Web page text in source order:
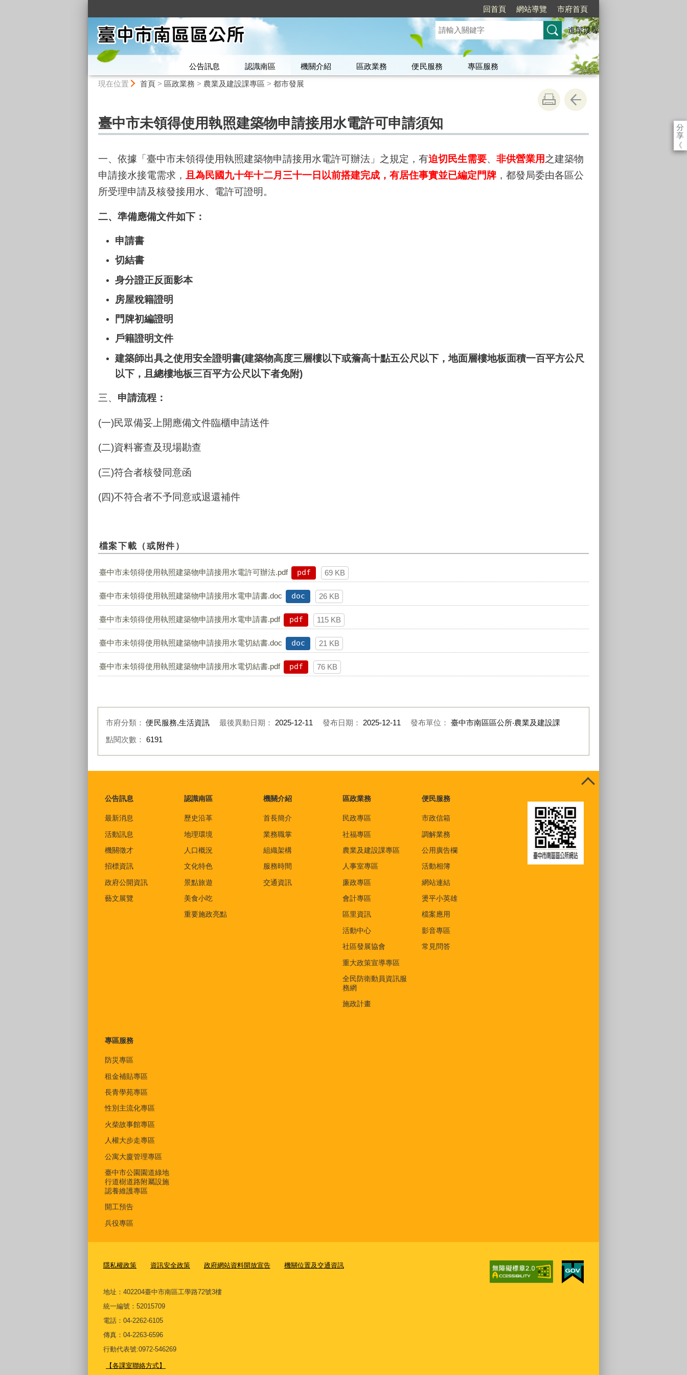
回首頁 網站導覽 市府首頁
進階搜尋
公告訊息 認識南區 機關介紹 區政業務 便民服務
專區服務
現在位置 首頁> 區政業務 > 農業及建設課專區 > 都市發展
分
享
《
臺中市未領得使用執照建築物申請接用水電許可申請須知
一、依據「臺中市未領得使用執照建築物申請接用水電許可辦法」之規定，有迫切民生需要、 非供營業用 之建築物
申請接水接電需求，
且為民國九十年十二月三十一日以前搭建完成，有居住事實並已編定門牌 ，都發局委由各區公
所受理申請及核發接用水、電許可證明。
二、準備應備文件如下：
申請書
切結書
身分證正反面影本
房屋稅籍證明
門牌初編證明
戶籍證明文件
建築師出具之使用安全證明書(建築物高度三層樓以下或簷高十點五公尺以下，地面層樓地板面積一百平方公尺
以下，且總樓地板三百平方公尺以下者免附)
三、 申請流程：
(一)民眾備妥上開應備文件臨櫃申請送件
(二)資料審查及現場勘查
(三)符合者核發同意函
(四)不符合者不予同意或退還補件
檔案下載（或附件）
臺中市未領得使用執照建築物申請接用水電許可辦法.pdf pdf 69 KB
臺中市未領得使用執照建築物申請接用水電申請書.doc doc 26 KB
臺中市未領得使用執照建築物申請接用水電申請書.pdf pdf 115 KB
臺中市未領得使用執照建築物申請接用水電切結書.doc doc 21 KB
臺中市未領得使用執照建築物申請接用水電切結書.pdf pdf 76 KB
市府分類：便民服務,生活資訊 最後異動日期： 2025-12-11 發布日期： 2025-12-11 發布單位： 臺中市南區區公所‧農業及建設課
點閱次數： 6191
公告訊息
最新消息
活動訊息
機關徵才
招標資訊
政府公開資訊
藝文展覽
認識南區
歷史沿革
地理環境
人口概況
文化特色
景點旅遊
美食小吃
重要施政亮點
機關介紹
首長簡介
業務職掌
組織架構
服務時間
交通資訊
區政業務
民政專區
社福專區
農業及建設課專區
人事室專區
廉政專區
會計專區
區里資訊
活動中心
社區發展協會
重大政策宣導專區
全民防衛動員資訊服
務網
施政計畫
便民服務
市政信箱
調解業務
公用廣告欄
活動相簿
網站連結
燙平小英雄
檔案應用
影音專區
常見問答
專區服務
防災專區
租金補貼專區
長青學苑專區
性別主流化專區
火柴故事館專區
人權大步走專區
公寓大廈管理專區
臺中市公園園道綠地
行道樹道路附屬設施
認養維護專區
開工預告
兵役專區
隱私權政策 資訊安全政策 政府網站資料開放宣告 機關位置及交通資訊
地址：402204臺中市南區工學路72號3樓
統一編號：52015709
電話：04-2262-6105
傳真：04-2263-6596
行動代表號:0972-546269
【各課室聯絡方式】